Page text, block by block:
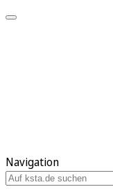
Navigation